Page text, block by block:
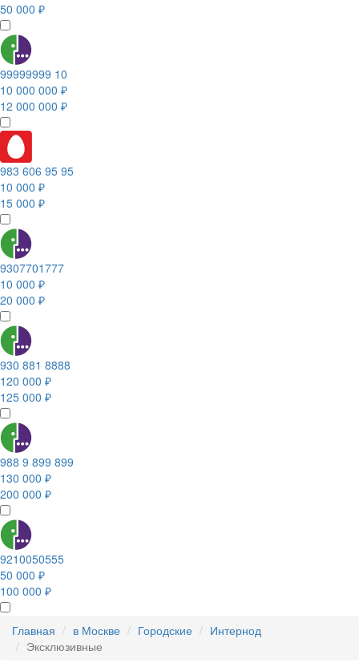
50 000 ₽
99999999 10
10 000 000 ₽
12 000 000 ₽
983 606 95 95
10 000 ₽
15 000 ₽
9307701777
10 000 ₽
20 000 ₽
930 881 8888
120 000 ₽
125 000 ₽
988 9 899 899
130 000 ₽
200 000 ₽
9210050555
50 000 ₽
100 000 ₽
Главная в Москве Городские
Интернод
Эксклюзивные